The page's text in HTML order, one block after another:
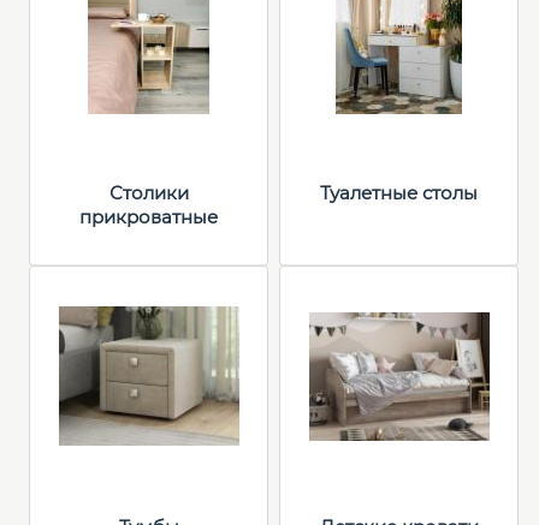
Столики
прикроватные
Туалетные столы